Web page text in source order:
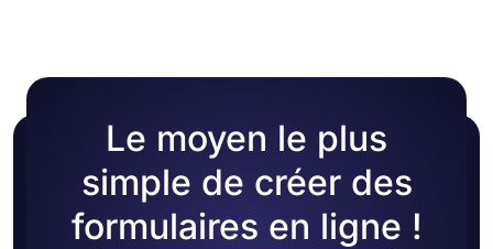
Le moyen le plus
simple de créer des
formulaires en ligne !